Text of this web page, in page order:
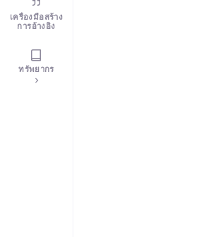
เครื่องมือสร้าง
การอ้างอิง
ทรัพยากร